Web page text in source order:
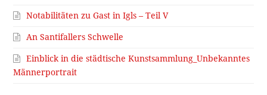
Notabilitäten zu Gast in Igls – Teil V
An Santifallers Schwelle
Einblick in die städtische Kunstsammlung_Unbekanntes
Männerportrait